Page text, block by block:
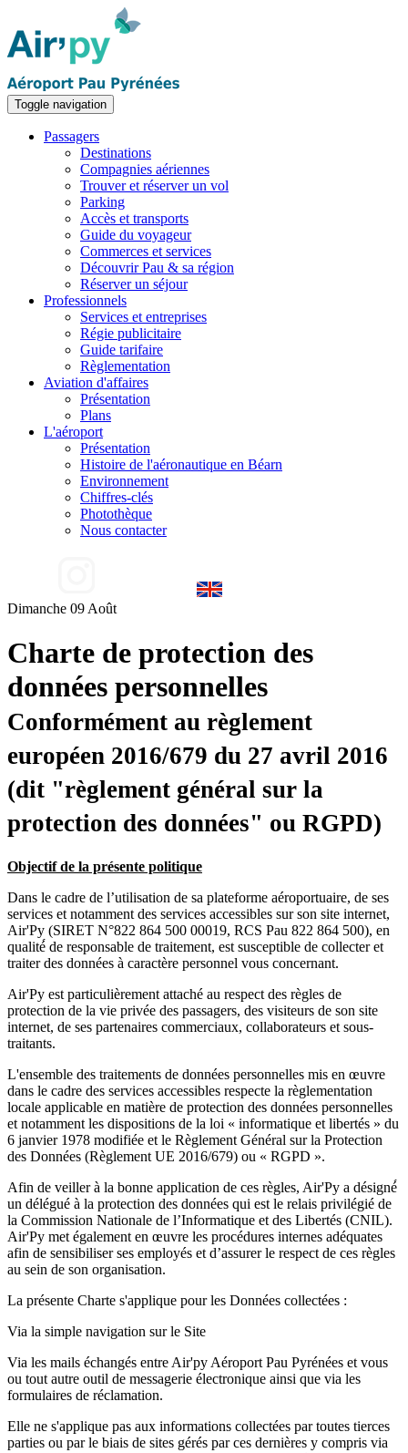
Toggle navigation
Passagers
Destinations
Compagnies aériennes
Trouver et réserver un vol
Parking
Accès et transports
Guide du voyageur
Commerces et services
Découvrir Pau & sa région
Réserver un séjour
Professionnels
Services et entreprises
Régie publicitaire
Guide tarifaire
Règlementation
Aviation d'affaires
Présentation
Plans
L'aéroport
Présentation
Histoire de l'aéronautique en Béarn
Environnement
Chiffres-clés
Photothèque
Nous contacter
Dimanche 09 Août
Charte de protection des
données personnelles
Conformément au règlement
européen 2016/679 du 27 avril 2016
(dit "règlement général sur la
protection des données" ou RGPD)
Objectif de la présente politique
Dans le cadre de l’utilisation de sa plateforme aéroportuaire, de ses
services et notamment des services accessibles sur son site internet,
Air'Py (SIRET N°822 864 500 00019, RCS Pau 822 864 500), en
qualité́ de responsable de traitement, est susceptible de collecter et
traiter des données à caractère personnel vous concernant.
Air'Py est particulièrement attaché au respect des règles de
protection de la vie privée des passagers, des visiteurs de son site
internet, de ses partenaires commerciaux, collaborateurs et sous-
traitants.
L'ensemble des traitements de données personnelles mis en œuvre
dans le cadre des services accessibles respecte la règlementation
locale applicable en matière de protection des données personnelles
et notamment les dispositions de la loi « informatique et libertés » du
6 janvier 1978 modifiée et le Règlement Général sur la Protection
des Données (Règlement UE 2016/679) ou « RGPD ».
Afin de veiller à la bonne application de ces règles, Air'Py a désigné́
un délégué à la protection des données qui est le relais privilégié de
la Commission Nationale de l’Informatique et des Libertés (CNIL).
Air'Py met également en œuvre les procédures internes adéquates
afin de sensibiliser ses employés et d’assurer le respect de ces règles
au sein de son organisation.
La présente Charte s'applique pour les Données collectées :
Via la simple navigation sur le Site
Via les mails échangés entre Air'py Aéroport Pau Pyrénées et vous
ou tout autre outil de messagerie électronique ainsi que via les
formulaires de réclamation.
Elle ne s'applique pas aux informations collectées par toutes tierces
parties ou par le biais de sites gérés par ces dernières y compris via